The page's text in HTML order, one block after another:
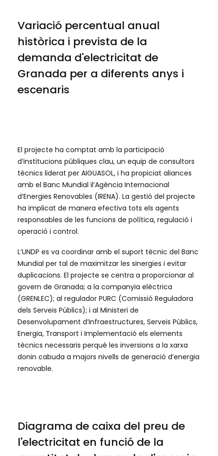
Variació percentual anual
històrica i prevista de la
demanda d'electricitat de
Granada per a diferents anys i
escenaris
El projecte ha comptat amb la participació
d’institucions públiques clau, un equip de consultors
tècnics liderat per AIGUASOL, i ha propiciat aliances
amb el Banc Mundial il’Agència Internacional
d’Energies Renovables (IRENA). La gestió del projecte
ha implicat de manera efectiva tots els agents
responsables de les funcions de política, regulació i
operació i control.
L’UNDP es va coordinar amb el suport tècnic del Banc
Mundial per tal de maximitzar les sinergies i evitar
duplicacions. El projecte se centra a proporcionar al
govern de Granada; a la companyia elèctrica
(GRENLEC); al regulador PURC (Comissió Reguladora
dels Serveis Públics); i al Ministeri de
Desenvolupament d’Infraestructures, Serveis Públics,
Energia, Transport i Implementació els elements
tècnics necessaris perquè les inversions a la xarxa
donin cabuda a majors nivells de generació d’energia
renovable.
Diagrama de caixa del preu de
l'electricitat en funció de la